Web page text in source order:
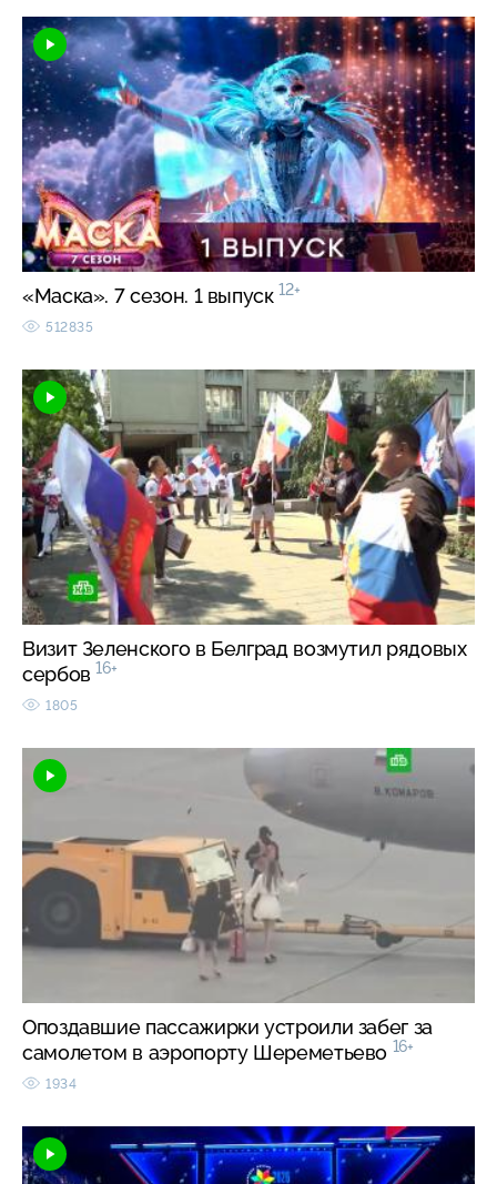
«Маска». 7 сезон. 1 выпуск 12+
512835
Визит Зеленского в Белград возмутил рядовых
сербов 16+
1805
Опоздавшие пассажирки устроили забег за
самолетом в аэропорту Шереметьево 16+
1934